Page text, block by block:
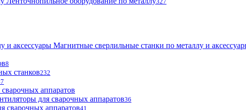
Магнитные сверлильные станки по металлу и
8
станков232
сварочных аппаратов
для сварочных аппаратов36
сварочных аппаратов41